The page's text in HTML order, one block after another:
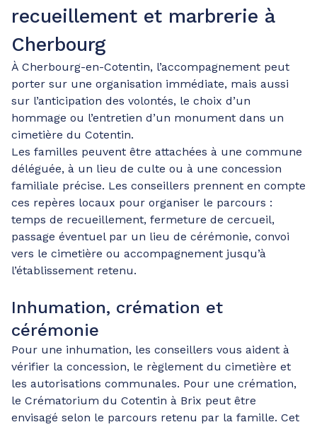
recueillement et marbrerie à
Cherbourg
À Cherbourg-en-Cotentin, l’accompagnement peut
porter sur une organisation immédiate, mais aussi
sur l’anticipation des volontés, le choix d’un
hommage ou l’entretien d’un monument dans un
cimetière du Cotentin.
Les familles peuvent être attachées à une commune
déléguée, à un lieu de culte ou à une concession
familiale précise. Les conseillers prennent en compte
ces repères locaux pour organiser le parcours :
temps de recueillement, fermeture de cercueil,
passage éventuel par un lieu de cérémonie, convoi
vers le cimetière ou accompagnement jusqu’à
l’établissement retenu.
Inhumation, crémation et
cérémonie
Pour une inhumation, les conseillers vous aident à
vérifier la concession, le règlement du cimetière et
les autorisations communales. Pour une crémation,
le Crématorium du Cotentin à Brix peut être
envisagé selon le parcours retenu par la famille. Cet